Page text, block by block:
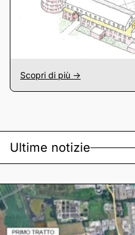
Scopri di più ->
Ultime notizie